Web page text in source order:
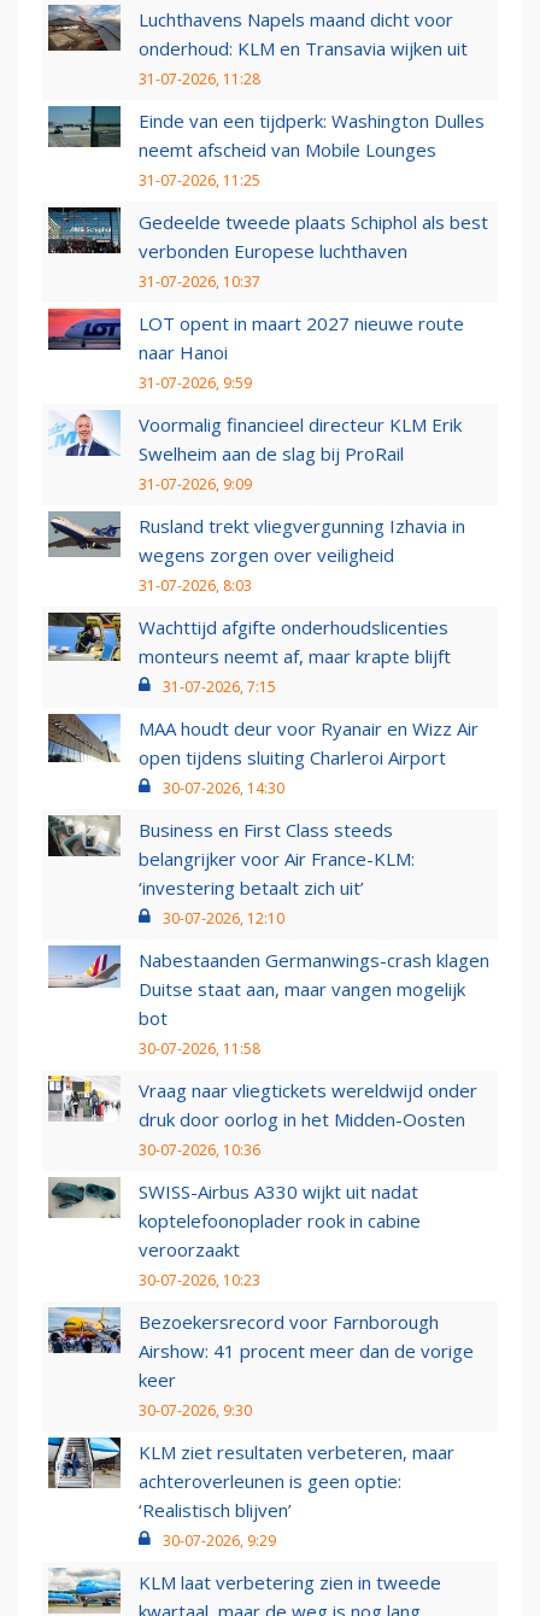
Luchthavens Napels maand dicht voor
onderhoud: KLM en Transavia wijken uit
31-07-2026, 11:28
Einde van een tijdperk: Washington Dulles
neemt afscheid van Mobile Lounges
31-07-2026, 11:25
Gedeelde tweede plaats Schiphol als best
verbonden Europese luchthaven
31-07-2026, 10:37
LOT opent in maart 2027 nieuwe route
naar Hanoi
31-07-2026, 9:59
Voormalig financieel directeur KLM Erik
Swelheim aan de slag bij ProRail
31-07-2026, 9:09
Rusland trekt vliegvergunning Izhavia in
wegens zorgen over veiligheid
31-07-2026, 8:03
Wachttijd afgifte onderhoudslicenties
monteurs neemt af, maar krapte blijft
31-07-2026, 7:15
MAA houdt deur voor Ryanair en Wizz Air
open tijdens sluiting Charleroi Airport
30-07-2026, 14:30
Business en First Class steeds
belangrijker voor Air France-KLM:
‘investering betaalt zich uit’
30-07-2026, 12:10
Nabestaanden Germanwings-crash klagen
Duitse staat aan, maar vangen mogelijk
bot
30-07-2026, 11:58
Vraag naar vliegtickets wereldwijd onder
druk door oorlog in het Midden-Oosten
30-07-2026, 10:36
SWISS-Airbus A330 wijkt uit nadat
koptelefoonoplader rook in cabine
veroorzaakt
30-07-2026, 10:23
Bezoekersrecord voor Farnborough
Airshow: 41 procent meer dan de vorige
keer
30-07-2026, 9:30
KLM ziet resultaten verbeteren, maar
achteroverleunen is geen optie:
‘Realistisch blijven’
30-07-2026, 9:29
KLM laat verbetering zien in tweede